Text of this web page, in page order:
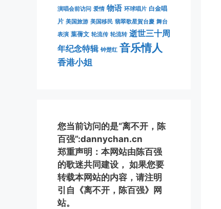
演唱会前访问 爱情 物语 环球唱片 白金唱
片 美国旅游 美国移民 翡翠歌星賀台慶 舞台
表演 葉蒨文 轮流传 轮流转 逝世三十周
年纪念特辑 钟楚红 音乐情人
香港小姐
您当前访问的是“离不开，陈
百强”:dannychan.cn
郑重声明：本网站由陈百强
的歌迷共同建设， 如果您要
转载本网站的内容，请注明
引自《离不开，陈百强》网
站。